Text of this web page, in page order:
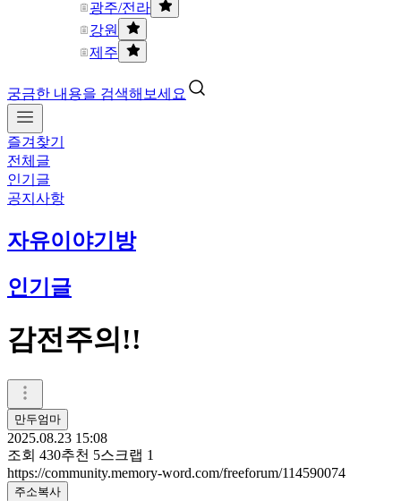
광주/전라
강원
제주
궁금한 내용을 검색해보세요
즐겨찾기
전체글
인기글
공지사항
자유이야기방
인기글
감전주의!!
만두엄마
2025.08.23 15:08
조회 430추천 5스크랩 1
https://community.memory-word.com/freeforum/114590074
주소복사